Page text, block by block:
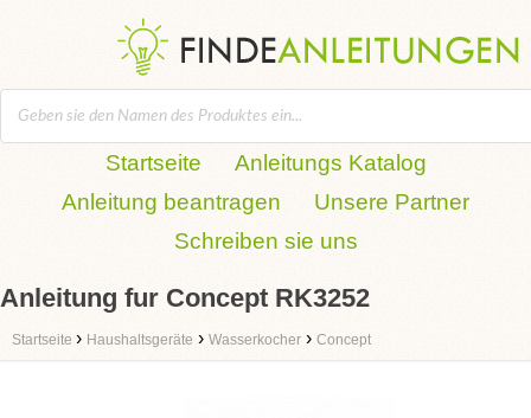
Startseite
Anleitungs Katalog
Anleitung beantragen
Unsere Partner
Schreiben sie uns
Anleitung fur Concept RK3252
Startseite › Haushaltsgeräte › Wasserkocher › Concept